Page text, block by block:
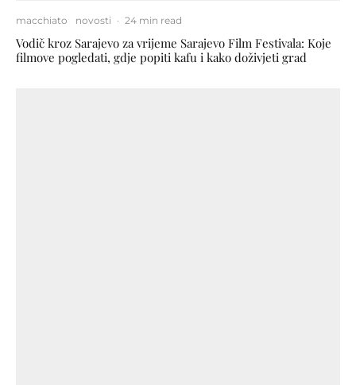
macchiato novosti · 24 min read
Vodič kroz Sarajevo za vrijeme Sarajevo Film Festivala: Koje
filmove pogledati, gdje popiti kafu i kako doživjeti grad